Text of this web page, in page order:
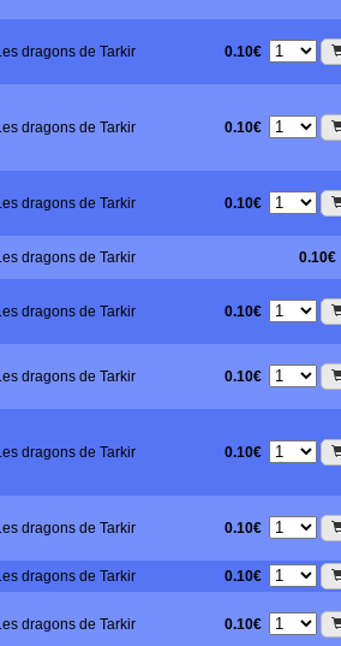
Les dragons de Tarkir 0.10€
Les dragons de Tarkir 0.10€
Les dragons de Tarkir 0.10€
Les dragons de Tarkir 0.10€
Les dragons de Tarkir 0.10€
Les dragons de Tarkir 0.10€
Les dragons de Tarkir 0.10€
Les dragons de Tarkir 0.10€
Les dragons de Tarkir
0.10€
Les dragons de Tarkir 0.10€